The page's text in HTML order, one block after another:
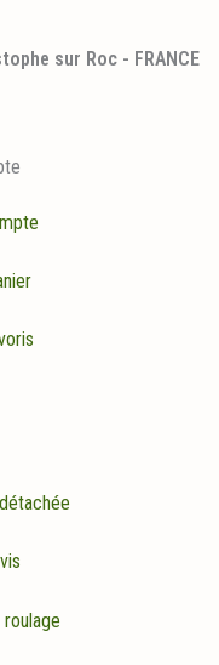
sur Roc - FRANCE